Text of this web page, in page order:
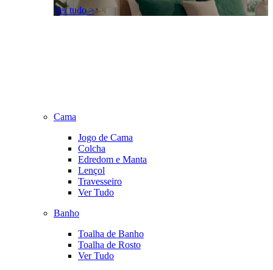
Ver tudo >
Cama
Jogo de Cama
Colcha
Edredom e Manta
Lençol
Travesseiro
Ver Tudo
Banho
Toalha de Banho
Toalha de Rosto
Ver Tudo